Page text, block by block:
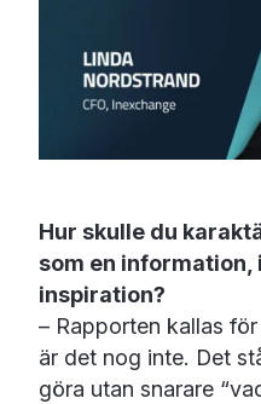
Hur skulle du
som en
inspiration?
– Rapporten kallas
är det nog inte. Det
göra utan snarare